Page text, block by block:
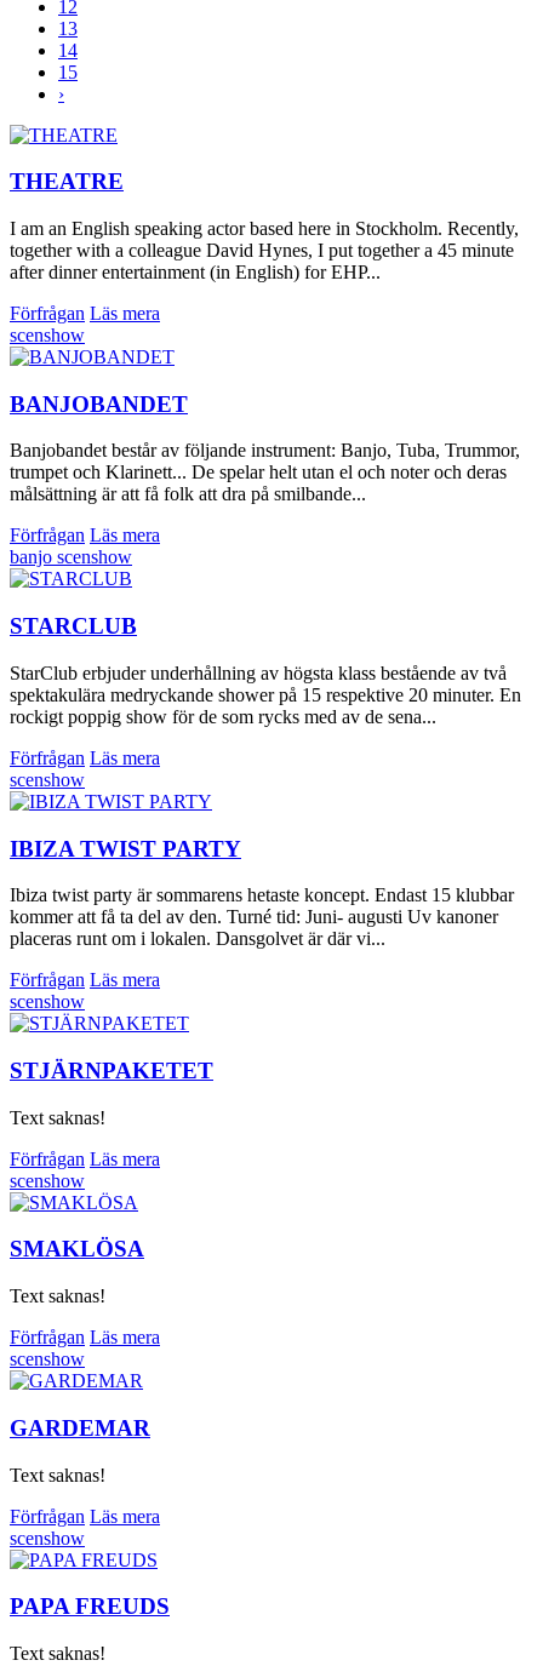
12
13
14
15
›
THEATRE
I am an English speaking actor based here in Stockholm. Recently,
together with a colleague David Hynes, I put together a 45 minute
after dinner entertainment (in English) for EHP...
Förfrågan Läs mera
scenshow
BANJOBANDET
Banjobandet består av följande instrument: Banjo, Tuba, Trummor,
trumpet och Klarinett... De spelar helt utan el och noter och deras
målsättning är att få folk att dra på smilbande...
Förfrågan Läs mera
banjo scenshow
STARCLUB
StarClub erbjuder underhållning av högsta klass bestående av två
spektakulära medryckande shower på 15 respektive 20 minuter. En
rockigt poppig show för de som rycks med av de sena...
Förfrågan Läs mera
scenshow
IBIZA TWIST PARTY
Ibiza twist party är sommarens hetaste koncept. Endast 15 klubbar
kommer att få ta del av den. Turné tid: Juni- augusti Uv kanoner
placeras runt om i lokalen. Dansgolvet är där vi...
Förfrågan Läs mera
scenshow
STJÄRNPAKETET
Text saknas!
Förfrågan Läs mera
scenshow
SMAKLÖSA
Text saknas!
Förfrågan Läs mera
scenshow
GARDEMAR
Text saknas!
Förfrågan Läs mera
scenshow
PAPA FREUDS
Text saknas!